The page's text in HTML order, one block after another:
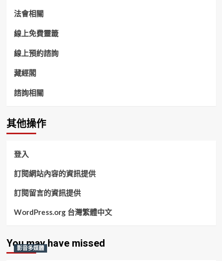
法會相關
線上免費靈籤
線上預約諮詢
藏經閣
諮詢相關
其他操作
登入
訂閱網站內容的資訊提供
訂閱留言的資訊提供
WordPress.org 台灣繁體中文
You may have missed
影音多媒體